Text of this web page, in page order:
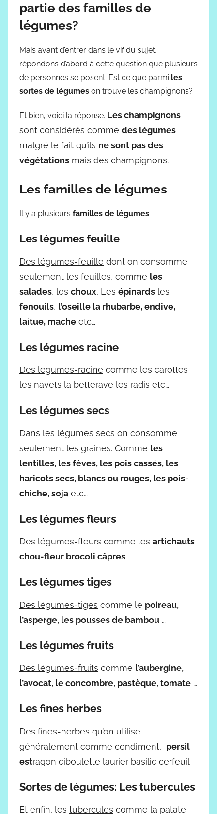
partie des familles de
légumes?
Mais avant d’entrer dans le vif du sujet,
répondons d’abord à cette question que plusieurs
de personnes se posent. Est ce que parmi les
sortes de légumes on trouve les champignons?
Et bien, voici la réponse. Les champignons
sont considérés comme des légumes
malgré le fait qu’ils ne sont pas des
végétations mais des champignons.
Les familles de légumes
Il y a plusieurs familles de légumes:
Les légumes feuille
Des légumes-feuille dont on consomme
seulement les feuilles, comme les
salades, les choux, Les épinards les
fenouils, l’oseille la rhubarbe, endive,
laitue, mâche etc…
Les légumes racine
Des légumes-racine comme les carottes
les navets la betterave les radis etc…
Les légumes secs
Dans les légumes secs on consomme
seulement les graines. Comme les
lentilles, les fèves, les pois cassés, les
haricots secs, blancs ou rouges, les pois-
chiche, soja etc…
Les légumes fleurs
Des légumes-fleurs comme les artichauts
chou-fleur brocoli câpres
Les légumes tiges
Des légumes-tiges comme le poireau,
l’asperge, les pousses de bambou …
Les légumes fruits
Des légumes-fruits comme l’aubergine,
l’avocat, le concombre, pastèque, tomate …
Les fines herbes
Des fines-herbes qu’on utilise
généralement comme condiment, persil
estragon ciboulette laurier basilic cerfeuil
Sortes de légumes: Les tubercules
Et enfin, les tubercules comme la patate